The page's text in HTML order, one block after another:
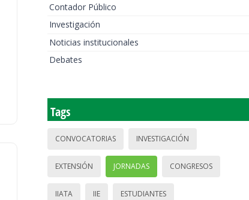
Contador Público
Investigación
Noticias institucionales
Debates
Tags
CONVOCATORIAS INVESTIGACIÓN
EXTENSIÓN JORNADAS CONGRESOS
IIATA IIE ESTUDIANTES